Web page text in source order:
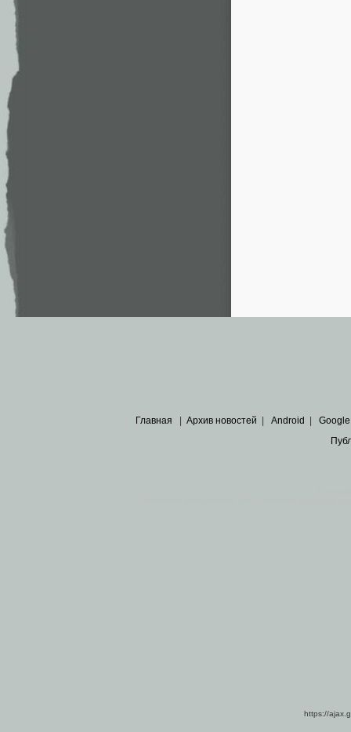
Главная Архив новостей Android Google
https://